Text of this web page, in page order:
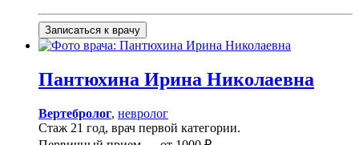
Записаться к врачу
Пантюхина Ирина Николаевна
Вертебролог, невролог
Стаж 21 год, врач первой категории.